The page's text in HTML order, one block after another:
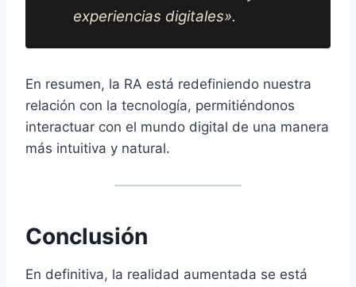
experiencias digitales».
En resumen, la RA está redefiniendo nuestra
relación con la tecnología, permitiéndonos
interactuar con el mundo digital de una manera
más intuitiva y natural.
Conclusión
En definitiva, la realidad aumentada se está